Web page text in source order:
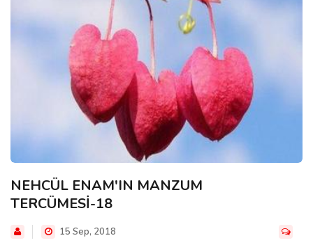
NEHCÜL ENAM'IN MANZUM
TERCÜMESİ-18
15 Sep, 2018